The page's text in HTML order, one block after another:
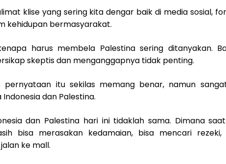
klise yang sering kita dengar baik di media sosial,
kehidupan bermasyarakat.
harus membela Palestina sering ditanyakan.
skeptis dan menganggapnya tidak penting.
pernyataan itu sekilas memang benar, namun
dan Palestina.
dan Palestina hari ini tidaklah sama. Dimana
bisa merasakan kedamaian, bisa mencari rezeki,
ke mall.